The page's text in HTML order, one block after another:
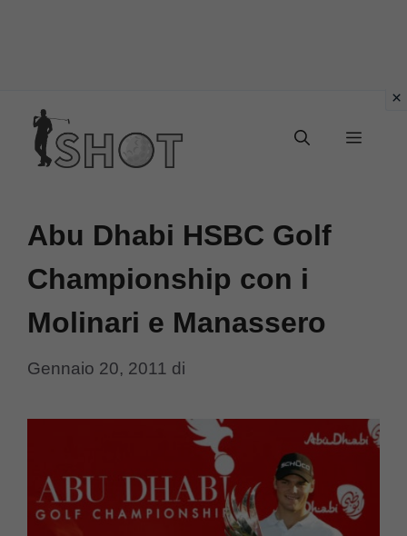
contenuto
Menu
Abu Dhabi HSBC Golf
Championship con i
Molinari e Manassero
Gennaio 20, 2011 di